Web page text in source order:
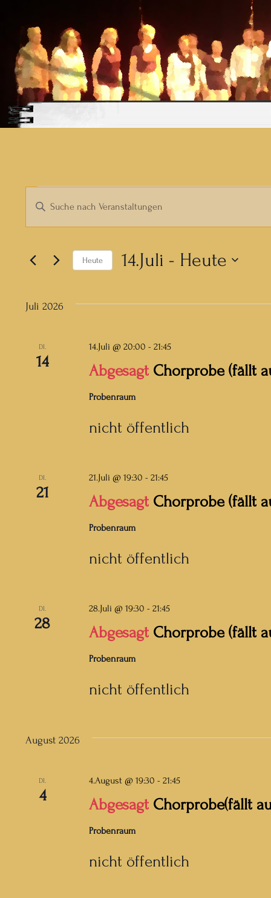
Waller
Veranstaltungen
Veranstaltungen
Suche
und
Navigation
Bitte
Suche
Schlüsselwort.
Heute 14.Juli - Heute
wählen.
Juli 2026
DI.
14 Abgesagt Chorprobe (fällt
14.Juli @ 20:00 - 21:45
Probenraum
nicht öffentlich
DI.
21 Abgesagt Chorprobe (fällt
21.Juli @ 19:30 - 21:45
Probenraum
nicht öffentlich
DI.
28 Abgesagt Chorprobe (fällt
28.Juli @ 19:30 - 21:45
Probenraum
nicht öffentlich
August 2026
DI.
4 Abgesagt Chorprobe(fällt
4.August @ 19:30 - 21:45
Probenraum
nicht öffentlich